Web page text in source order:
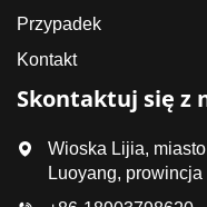
Przypadek
Kontakt
Skontaktuj się z
Wioska Lijia,
Luoyang, prowincja